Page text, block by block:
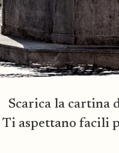
Scarica la cartina
Ti aspettano facili